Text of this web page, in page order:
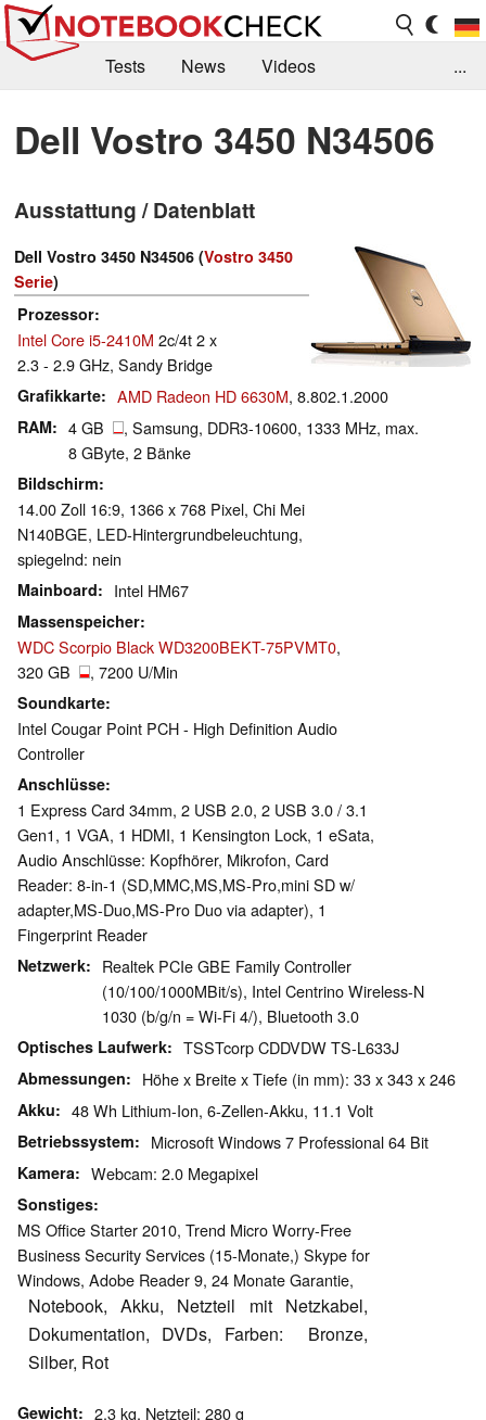
Tests News
Videos
Kaufberatung
Deals Suche
Jobs
Forum
...
Dell Vostro 3450 N34506
Ausstattung / Datenblatt
Dell Vostro 3450 N34506 (Vostro 3450
Serie)
Prozessor
Intel Core i5-2410M 2c/4t 2 x
2.3 - 2.9 GHz, Sandy Bridge
Grafikkarte AMD Radeon HD 6630M, 8.802.1.2000
RAM 4 GB
, Samsung, DDR3-10600, 1333 MHz, max.
8 GByte, 2 Bänke
Bildschirm
14.00 Zoll 16:9, 1366 x 768 Pixel, Chi Mei
N140BGE, LED-Hintergrundbeleuchtung,
spiegelnd: nein
Mainboard Intel HM67
Massenspeicher
WDC Scorpio Black WD3200BEKT-75PVMT0,
320 GB
, 7200 U/Min
Soundkarte
Intel Cougar Point PCH - High Definition Audio
Controller
Anschlüsse
1 Express Card 34mm, 2 USB 2.0, 2 USB 3.0 / 3.1
Gen1, 1 VGA, 1 HDMI, 1 Kensington Lock, 1 eSata,
Audio Anschlüsse: Kopfhörer, Mikrofon, Card
Reader: 8-in-1 (SD,MMC,MS,MS-Pro,mini SD w/
adapter,MS-Duo,MS-Pro Duo via adapter), 1
Fingerprint Reader
Netzwerk
Realtek PCIe GBE Family Controller
(10/100/1000MBit/s), Intel Centrino Wireless-N
1030 (b/g/n = Wi-Fi 4/), Bluetooth 3.0
Optisches Laufwerk TSSTcorp CDDVDW TS-L633J
Abmessungen Höhe x Breite x Tiefe (in mm): 33 x 343 x 246
Akku 48 Wh Lithium-Ion, 6-Zellen-Akku, 11.1 Volt
Betriebssystem Microsoft Windows 7 Professional 64 Bit
Kamera Webcam: 2.0 Megapixel
Sonstiges
MS Office Starter 2010, Trend Micro Worry-Free
Business Security Services (15-Monate,) Skype for
Windows, Adobe Reader 9, 24 Monate Garantie,
Notebook, Akku, Netzteil mit Netzkabel,
Dokumentation, DVDs, Farben:
Bronze,
Silber, Rot
Gewicht 2.3 kg, Netzteil: 280 g